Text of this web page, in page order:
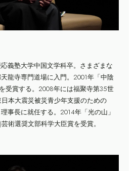
義塾大学中国文学科卒。さまざまな
龍寺専門道場に入門。2001年「中陰
受賞する。2008年には福聚寺第35世
本大震災被災青少年支援のための
事長に就任する。2014年「光の山」
術選奨文部科学大臣賞を受賞。